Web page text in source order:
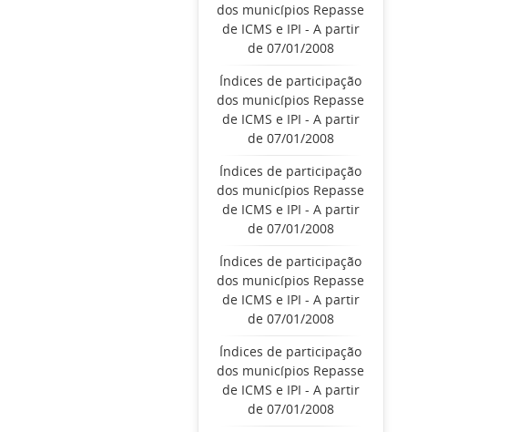
dos municípios Repasse
de ICMS e IPI - A partir
de 07/01/2008
Índices de participação
dos municípios Repasse
de ICMS e IPI - A partir
de 07/01/2008
Índices de participação
dos municípios Repasse
de ICMS e IPI - A partir
de 07/01/2008
Índices de participação
dos municípios Repasse
de ICMS e IPI - A partir
de 07/01/2008
Índices de participação
dos municípios Repasse
de ICMS e IPI - A partir
de 07/01/2008